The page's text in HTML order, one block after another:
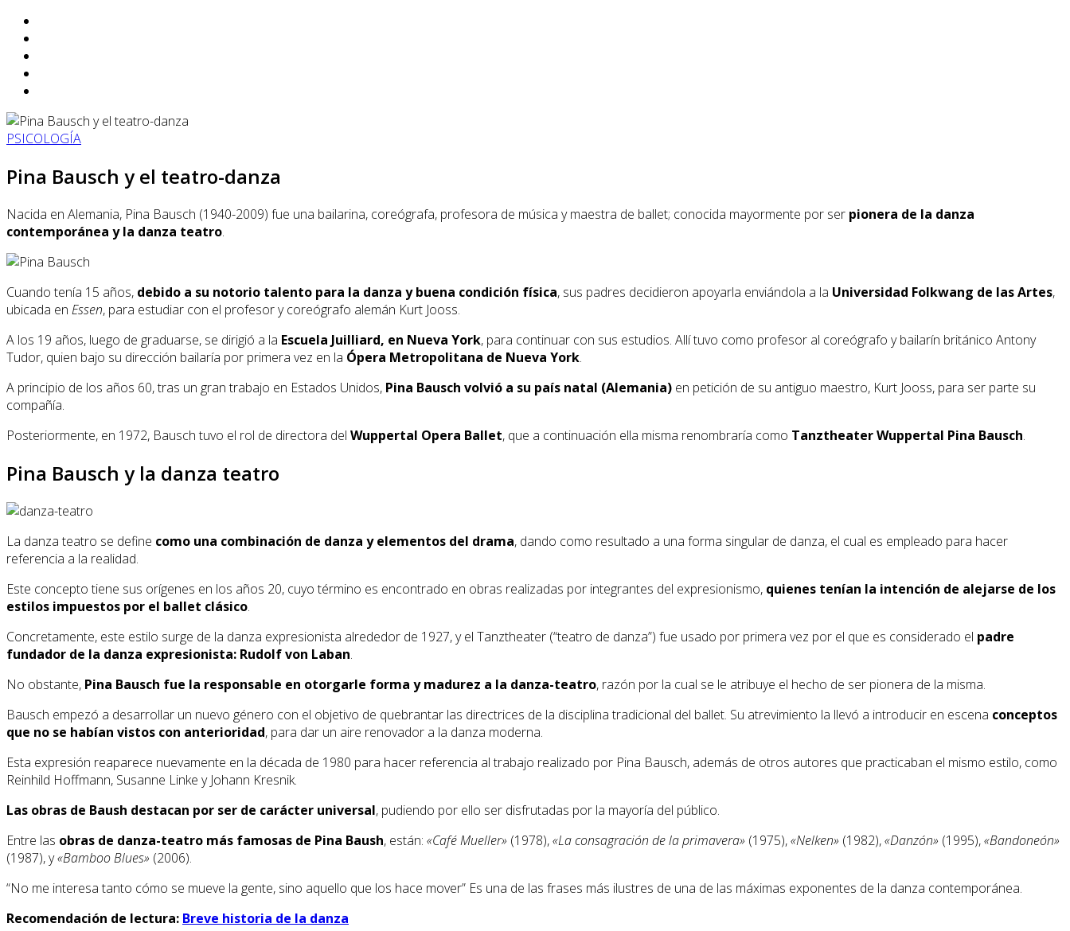
PSICOLOGÍA
Pina Bausch y el teatro-danza
Nacida en Alemania, Pina Bausch (1940-2009) fue una bailarina, coreógrafa, profesora de música y maestra de ballet; conocida mayormente por ser pionera de la danza
contemporánea y la danza teatro.
Cuando tenía 15 años, debido a su notorio talento para la danza y buena condición física, sus padres decidieron apoyarla enviándola a la Universidad Folkwang de las Artes,
ubicada en Essen, para estudiar con el profesor y coreógrafo alemán Kurt Jooss.
A los 19 años, luego de graduarse, se dirigió a la Escuela Juilliard, en Nueva York, para continuar con sus estudios. Allí tuvo como profesor al coreógrafo y bailarín británico Antony
Tudor, quien bajo su dirección bailaría por primera vez en la Ópera Metropolitana de Nueva York.
A principio de los años 60, tras un gran trabajo en Estados Unidos, Pina Bausch volvió a su país natal (Alemania) en petición de su antiguo maestro, Kurt Jooss, para ser parte su
compañía.
Posteriormente, en 1972, Bausch tuvo el rol de directora del Wuppertal Opera Ballet, que a continuación ella misma renombraría como Tanztheater Wuppertal Pina Bausch.
Pina Bausch y la danza teatro
La danza teatro se define como una combinación de danza y elementos del drama, dando como resultado a una forma singular de danza, el cual es empleado para hacer
referencia a la realidad.
Este concepto tiene sus orígenes en los años 20, cuyo término es encontrado en obras realizadas por integrantes del expresionismo, quienes tenían la intención de alejarse de los
estilos impuestos por el ballet clásico.
Concretamente, este estilo surge de la danza expresionista alrededor de 1927, y el Tanztheater (“teatro de danza”) fue usado por primera vez por el que es considerado el padre
fundador de la danza expresionista: Rudolf von Laban.
No obstante, Pina Bausch fue la responsable en otorgarle forma y madurez a la danza-teatro, razón por la cual se le atribuye el hecho de ser pionera de la misma.
Bausch empezó a desarrollar un nuevo género con el objetivo de quebrantar las directrices de la disciplina tradicional del ballet. Su atrevimiento la llevó a introducir en escena conceptos
que no se habían vistos con anterioridad, para dar un aire renovador a la danza moderna.
Esta expresión reaparece nuevamente en la década de 1980 para hacer referencia al trabajo realizado por Pina Bausch, además de otros autores que practicaban el mismo estilo, como
Reinhild Hoffmann, Susanne Linke y Johann Kresnik.
Las obras de Baush destacan por ser de carácter universal, pudiendo por ello ser disfrutadas por la mayoría del público.
Entre las obras de danza-teatro más famosas de Pina Baush, están: «Café Mueller» (1978),«La consagración de la primavera» (1975),«Nelken» (1982),«Danzón» (1995),«Bandoneón»
(1987), y«Bamboo Blues» (2006).
“No me interesa tanto cómo se mueve la gente, sino aquello que los hace mover” Es una de las frases más ilustres de una de las máximas exponentes de la danza contemporánea.
Recomendación de lectura: Breve historia de la danza